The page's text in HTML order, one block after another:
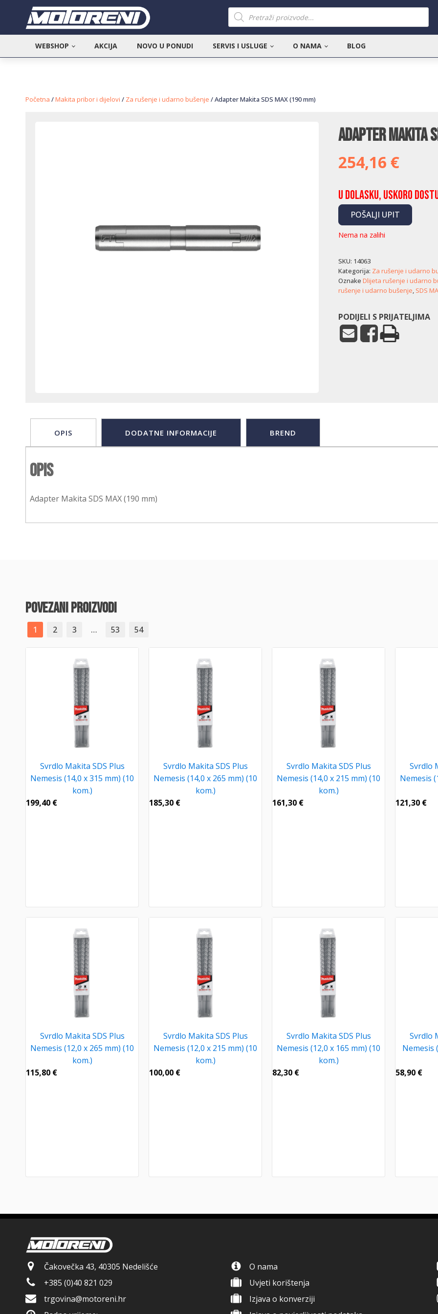
Products
search
WEBSHOP AKCIJA NOVO U PONUDI SERVIS I USLUGE O NAMA BLOG
Početna /Makita pribor i dijelovi / Za rušenje i udarno bušenje / Adapter Makita SDS MAX (190 mm)
Adapter Makita
254,16 €
U dolasku, uskoro
POŠALJI UPIT
Nema na zalihi
SKU: 14063
Kategorija: Za rušenje i udarno
Oznake Dlijeta rušenje i udarno
rušenje i udarno bušenje, SDS
PODIJELI S PRIJATELJIMA
OPIS DODATNE INFORMACIJE BREND
Opis
Adapter Makita SDS MAX (190 mm)
povezani proizvodi
1 2 3 … 53 54
Svrdlo Makita SDS Plus
Nemesis (14,0 x 315 mm) (10
kom.)
199,40 €
Svrdlo Makita SDS Plus
Nemesis (14,0 x 265 mm) (10
kom.)
185,30 €
Svrdlo Makita SDS Plus
Nemesis (14,0 x 215 mm) (10
kom.)
161,30 €
Svrdlo
Nemesis
121,30 €
Svrdlo Makita SDS Plus
Nemesis (12,0 x 265 mm) (10
kom.)
115,80 €
Svrdlo Makita SDS Plus
Nemesis (12,0 x 215 mm) (10
kom.)
100,00 €
Svrdlo Makita SDS Plus
Nemesis (12,0 x 165 mm) (10
kom.)
82,30 €
Svrdlo
Nemesis
58,90 €
Čakovečka 43, 40305 Nedelišće
+385 (0)40 821 029
trgovina@motoreni.hr
O nama
Uvjeti korištenja
Izjava o konverziji